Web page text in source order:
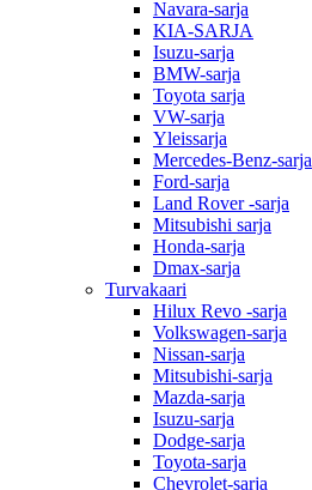
Navara-sarja
KIA-SARJA
Isuzu-sarja
BMW-sarja
Toyota sarja
VW-sarja
Yleissarja
Mercedes-Benz-sarja
Ford-sarja
Land Rover -sarja
Mitsubishi sarja
Honda-sarja
Dmax-sarja
Turvakaari
Hilux Revo -sarja
Volkswagen-sarja
Nissan-sarja
Mitsubishi-sarja
Mazda-sarja
Isuzu-sarja
Dodge-sarja
Toyota-sarja
Chevrolet-sarja